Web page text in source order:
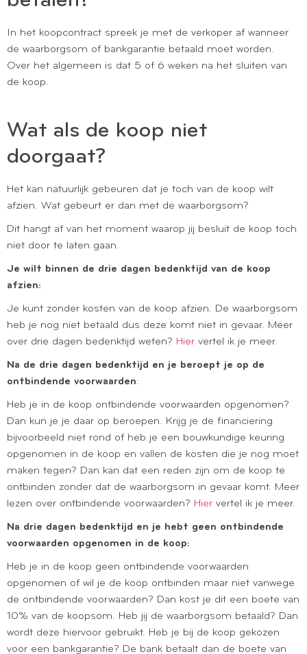
In het koopcontract spreek je met de verkoper af wanneer
de waarborgsom of bankgarantie betaald moet worden.
Over het algemeen is dat 5 of 6 weken na het sluiten van
de koop.
Wat als de koop niet
doorgaat?
Het kan natuurlijk gebeuren dat je toch van de koop wilt
afzien. Wat gebeurt er dan met de waarborgsom?
Dit hangt af van het moment waarop jij besluit de koop toch
niet door te laten gaan.
Je wilt binnen de drie dagen bedenktijd van de koop
afzien:
Je kunt zonder kosten van de koop afzien. De waarborgsom
heb je nog niet betaald dus deze komt niet in gevaar. Meer
over drie dagen bedenktijd weten? Hier vertel ik je meer.
Na de drie dagen bedenktijd en je beroept je op de
ontbindende voorwaarden:
Heb je in de koop ontbindende voorwaarden opgenomen?
Dan kun je je daar op beroepen. Krijg je de financiering
bijvoorbeeld niet rond of heb je een bouwkundige keuring
opgenomen in de koop en vallen de kosten die je nog moet
maken tegen? Dan kan dat een reden zijn om de koop te
ontbinden zonder dat de waarborgsom in gevaar komt. Meer
lezen over ontbindende voorwaarden? Hier vertel ik je meer.
Na drie dagen bedenktijd en je hebt geen ontbindende
voorwaarden opgenomen in de koop:
Heb je in de koop geen ontbindende voorwaarden
opgenomen of wil je de koop ontbinden maar niet vanwege
de ontbindende voorwaarden? Dan kost je dit een boete van
10% van de koopsom. Heb jij de waarborgsom betaald? Dan
wordt deze hiervoor gebruikt. Heb je bij de koop gekozen
voor een bankgarantie? De bank betaalt dan de boete van